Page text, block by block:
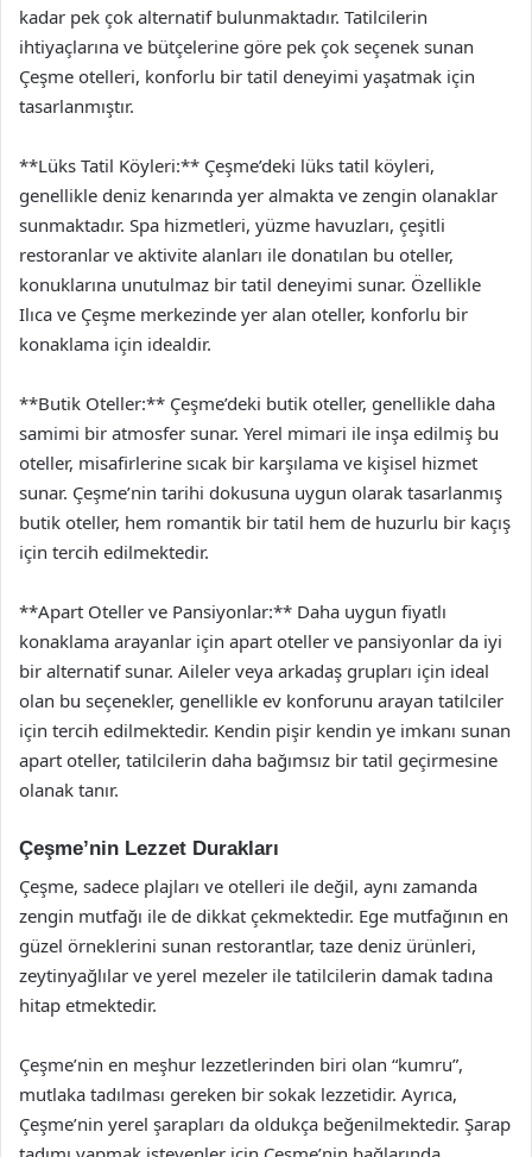
kadar pek çok alternatif bulunmaktadır. Tatilcilerin
ihtiyaçlarına ve bütçelerine göre pek çok seçenek sunan
Çeşme otelleri, konforlu bir tatil deneyimi yaşatmak için
tasarlanmıştır.
**Lüks Tatil Köyleri:** Çeşme’deki lüks tatil köyleri,
genellikle deniz kenarında yer almakta ve zengin olanaklar
sunmaktadır. Spa hizmetleri, yüzme havuzları, çeşitli
restoranlar ve aktivite alanları ile donatılan bu oteller,
konuklarına unutulmaz bir tatil deneyimi sunar. Özellikle
Ilıca ve Çeşme merkezinde yer alan oteller, konforlu bir
konaklama için idealdir.
**Butik Oteller:** Çeşme’deki butik oteller, genellikle daha
samimi bir atmosfer sunar. Yerel mimari ile inşa edilmiş bu
oteller, misafirlerine sıcak bir karşılama ve kişisel hizmet
sunar. Çeşme’nin tarihi dokusuna uygun olarak tasarlanmış
butik oteller, hem romantik bir tatil hem de huzurlu bir kaçış
için tercih edilmektedir.
**Apart Oteller ve Pansiyonlar:** Daha uygun fiyatlı
konaklama arayanlar için apart oteller ve pansiyonlar da iyi
bir alternatif sunar. Aileler veya arkadaş grupları için ideal
olan bu seçenekler, genellikle ev konforunu arayan tatilciler
için tercih edilmektedir. Kendin pişir kendin ye imkanı sunan
apart oteller, tatilcilerin daha bağımsız bir tatil geçirmesine
olanak tanır.
Çeşme’nin Lezzet Durakları
Çeşme, sadece plajları ve otelleri ile değil, aynı zamanda
zengin mutfağı ile de dikkat çekmektedir. Ege mutfağının en
güzel örneklerini sunan restorantlar, taze deniz ürünleri,
zeytinyağlılar ve yerel mezeler ile tatilcilerin damak tadına
hitap etmektedir.
Çeşme’nin en meşhur lezzetlerinden biri olan “kumru”,
mutlaka tadılması gereken bir sokak lezzetidir. Ayrıca,
Çeşme’nin yerel şarapları da oldukça beğenilmektedir. Şarap